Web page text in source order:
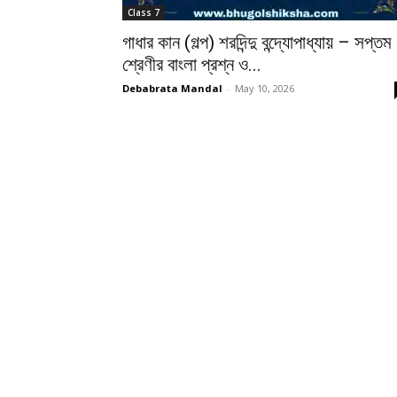
Class 7
গাধার কান (গল্প) শরদিন্দু বন্দ্যোপাধ্যায় – সপ্তম
শ্রেণীর বাংলা প্রশ্ন ও...
Debabrata Mandal - May 10, 2026